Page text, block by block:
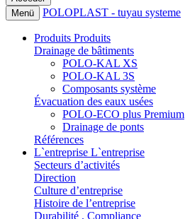
Menü POLOPLAST - tuyau systeme
Produits Produits
Drainage de bâtiments
POLO-KAL XS
POLO-KAL 3S
Composants système
Évacuation des eaux usées
POLO-ECO plus Premium
Drainage de ponts
Références
L`entreprise L`entreprise
Secteurs d’activités
Direction
Culture d’entreprise
Histoire de l’entreprise
Durabilité . Compliance